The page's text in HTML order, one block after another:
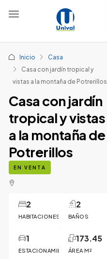
Inicio
Casa
Casa con jardín tropical y
vistas a la montaña de Potrerillos
Casa con jardín
tropical y vistas
a la montaña de
Potrerillos
EN VENTA
HABITACIONES
2
BAÑOS
2
ESTACIONAMIENTO
1
ÁREA M²
173.45